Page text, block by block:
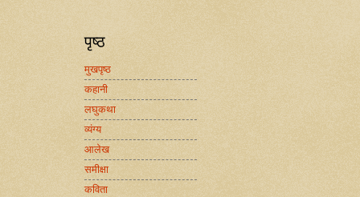
पृष्ठ
मुखपृष्ठ
कहानी
लघुकथा
व्यंग्य
आलेख
समीक्षा
कविता